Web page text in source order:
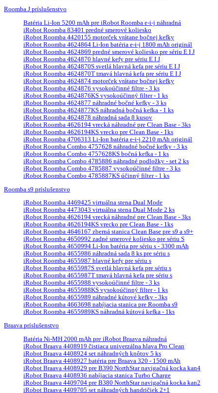
Roomba J príslušenstvo
Batéria Li-Ion 5200 mAh pre iRobot Roomba e-i-j náhradná
iRobot Roomba 83401 predné smerové koliesko
iRobot Roomba 4420155 motorček vrátane bočnej kefky
iRobot Roomba 4624864 Li-Ion batéria e-i-j 1800 mAh originál
iRobot Roomba 4624869 predné smerové koliesko pre sériu E I J
iRobot Roomba 4624870 hlavné kefy pre sériu E I J
iRobot Roomba 4624870S svetlá hlavná kefa pre sériu E I J
iRobot Roomba 4624870T tmavá hlavná kefa pre sériu E I J
iRobot Roomba 4624874 motorček vrátane bočnej kefky
iRobot Roomba 4624876 vysokoúčinné filtre - 3 ks
iRobot Roomba 4624876KS vysokoúčinný filter - 1 ks
iRobot Roomba 4624877 náhradné bočné kefky - 3 ks
iRobot Roomba 4624877KS náhradná bočná kefka - 1 ks
iRobot Roomba 4624878 náhradná sada 8 kusov
iRobot Roomba 4626194 vrecká náhradné pre Clean Base - 3ks
iRobot Roomba 4626194KS vrecko pre Clean Base - 1ks
iRobot Roomba 4706313 Li-Ion batéria e-i-j 2210 mAh originál
iRobot Roomba Combo 4757628 náhradné bočné kefky - 3 ks
iRobot Roomba Combo 4757628KS bočná kefka - 1 ks
iRobot Roomba Combo 4785886 náhradné podložky - set 2 ks
iRobot Roomba Combo 4785887 vysokoúčinné filtre - 3 ks
iRobot Roomba Combo 4785887KS účinný filter - 1 ks
Roomba s9 príslušenstvo
iRobot Roomba 4469425 virtuálna stena Dual Mode
iRobot Roomba 4473043 virtuálna stena Dual Mode 2 ks
iRobot Roomba 4626194 vrecká náhradné pre Clean Base - 3ks
iRobot Roomba 4626194KS vrecko pre Clean Base - 1ks
iRobot Roomba 4646167 zberná stanica Clean Base pre s9 a s9+
iRobot Roomba 4650992 zadné smerové koliesko pre sériu S
iRobot Roomba 4650994 Li-Ion batéria pre sériu s - 3300 mAh
iRobot Roomba 4655986 náhradná sada 8 ks pre sériu s
iRobot Roomba 4655987 hlavné kefy pre sériu s
iRobot Roomba 4655987S svetlá hlavná kefa pre sériu s
iRobot Roomba 4655987T tmavá hlavná kefa pre sériu s
iRobot Roomba 4655988 vysokoúčinné filtre - 3 ks
iRobot Roomba 4655988KS vysokoúčinný filter - 1 ks
iRobot Roomba 4655989 náhradné kútové kefky - 3ks
iRobot Roomba 4663698 nabíjacia stanica pre Roomba s9
iRobot Roomba 4655989KS náhradná kútová kefka - 1ks
Braava príslušenstvo
Batéria Ni-MH 2000 mAh pre iRobot Braava náhradná
iRobot Braava 4408919 čistiaca univerzálna hlava Pro Clean
iRobot Braava 4408924 set náhradných knôtov 5 ks
iRobot Braava 4408927 batéria pre Braava 320 - 1500 mAh
iRobot Braava 4408929 pre B390 NorthStar navigačná kocka kan4
iRobot Braava 4408936 nabíjacia stanica Turbo Charge
iRobot Braava 4409704 pre B380 NorthStar navigačná kocka kan2
iRobot Braava 4409705 set náhradných handričiek 2+1